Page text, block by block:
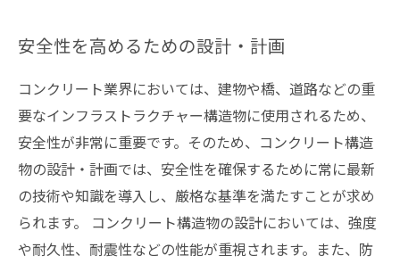
安全性を高めるための設計・計画
コンクリート業界においては、建物や橋、道路などの重
要なインフラストラクチャー構造物に使用されるため、
安全性が非常に重要です。そのため、コンクリート構造
物の設計・計画では、安全性を確保するために常に最新
の技術や知識を導入し、厳格な基準を満たすことが求め
られます。 コンクリート構造物の設計においては、強度
や耐久性、耐震性などの性能が重視されます。また、防